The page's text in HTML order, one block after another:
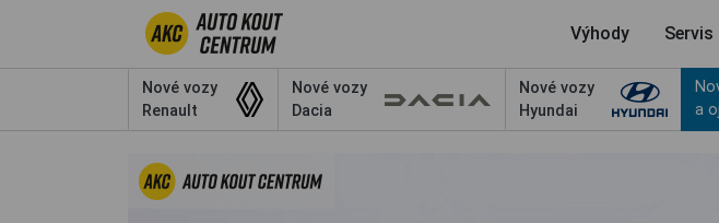
Výhody Servis
Nové vozy
Renault
Nové vozy
Dacia
Nové vozy
Hyundai
a